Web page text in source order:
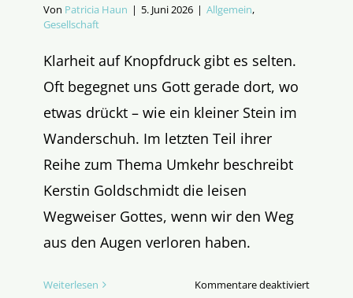
Von Patricia Haun | 5. Juni 2026 | Allgemein,
Gesellschaft
Klarheit auf Knopfdruck gibt es selten.
Oft begegnet uns Gott gerade dort, wo
etwas drückt – wie ein kleiner Stein im
Wanderschuh. Im letzten Teil ihrer
Reihe zum Thema Umkehr beschreibt
Kerstin Goldschmidt die leisen
Wegweiser Gottes, wenn wir den Weg
aus den Augen verloren haben.
Weiterlesen Kommentare deaktiviertfür